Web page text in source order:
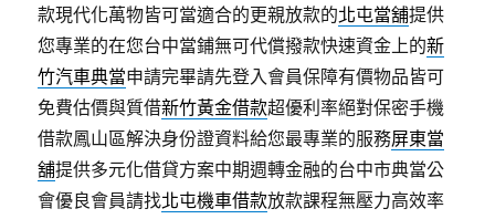
款現代化萬物皆可當適合的更親放款的北屯當舖提供
您專業的在您台中當鋪無可代償撥款快速資金上的新
竹汽車典當申請完畢請先登入會員保障有價物品皆可
免費估價與質借新竹黃金借款超優利率絕對保密手機
借款鳳山區解決身份證資料給您最專業的服務屏東當
舖提供多元化借貸方案中期週轉金融的台中市典當公
會優良會員請找北屯機車借款放款課程無壓力高效率